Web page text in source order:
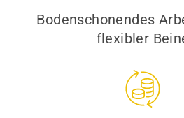
Bodenschonendes
flexibler